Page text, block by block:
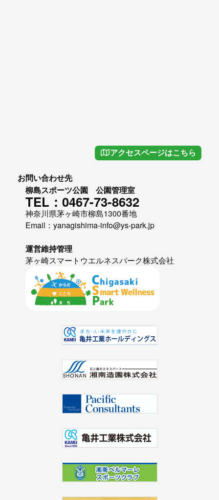
アクセスページはこちら
お問い合わせ先
柳島スポーツ公園 公園管理室
TEL：0467-73-8632
神奈川県茅ヶ崎市柳島1300番地
Email：yanagishima-info@ys-park.jp
運営維持管理
茅ヶ崎スマートウエルネスパーク株式会社